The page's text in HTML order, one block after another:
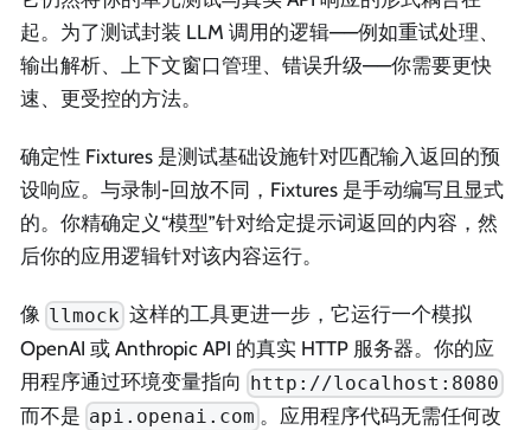
起。为了测试封装 LLM 调用的逻辑——例如重试处理、
输出解析、上下文窗口管理、错误升级——你需要更快
速、更受控的方法。
确定性 Fixtures 是测试基础设施针对匹配输入返回的预
设响应。与录制-回放不同，Fixtures 是手动编写且显式
的。你精确定义“模型”针对给定提示词返回的内容，然
后你的应用逻辑针对该内容运行。
像 llmock 这样的工具更进一步，它运行一个模拟
OpenAI 或 Anthropic API 的真实 HTTP 服务器。你的应
用程序通过环境变量指向 http://localhost:8080
而不是 api.openai.com 。应用程序代码无需任何改